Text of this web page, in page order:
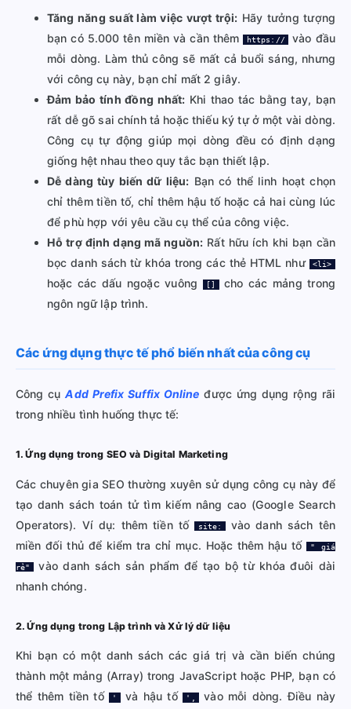
Tăng năng suất làm việc vượt trội: Hãy tưởng tượng
bạn có 5.000 tên miền và cần thêm https://
vào đầu
mỗi dòng. Làm thủ công sẽ mất cả buổi sáng, nhưng
với công cụ này, bạn chỉ mất 2 giây.
Đảm bảo tính đồng nhất: Khi thao tác bằng tay, bạn
rất dễ gõ sai chính tả hoặc thiếu ký tự ở một vài dòng.
Công cụ tự động giúp mọi dòng đều có định dạng
giống hệt nhau theo quy tắc bạn thiết lập.
Dễ dàng tùy biến dữ liệu: Bạn có thể linh hoạt chọn
chỉ thêm tiền tố, chỉ thêm hậu tố hoặc cả hai cùng lúc
để phù hợp với yêu cầu cụ thể của công việc.
Hỗ trợ định dạng mã nguồn: Rất hữu ích khi bạn cần
bọc danh sách từ khóa trong các thẻ HTML như
<li>
hoặc các dấu ngoặc vuông []
cho các mảng trong
ngôn ngữ lập trình.
Các ứng dụng thực tế phổ biến nhất của công cụ
Công cụAdd Prefix Suffix Online được ứng dụng rộng rãi
trong nhiều tình huống thực tế:
1. Ứng dụng trong SEO và Digital Marketing
Các chuyên gia SEO thường xuyên sử dụng công cụ này để
tạo danh sách toán tử tìm kiếm nâng cao (Google Search
Operators). Ví dụ: thêm tiền tố site:
vào danh sách tên
miền đối thủ để kiểm tra chỉ mục. Hoặc thêm hậu tố " giá
rẻ" vào danh sách sản phẩm để tạo bộ từ khóa đuôi dài
nhanh chóng.
2. Ứng dụng trong Lập trình và Xử lý dữ liệu
Khi bạn có một danh sách các giá trị và cần biến chúng
thành một mảng (Array) trong JavaScript hoặc PHP, bạn có
thể thêm tiền tố
' và hậu tố ',
vào mỗi dòng. Điều này